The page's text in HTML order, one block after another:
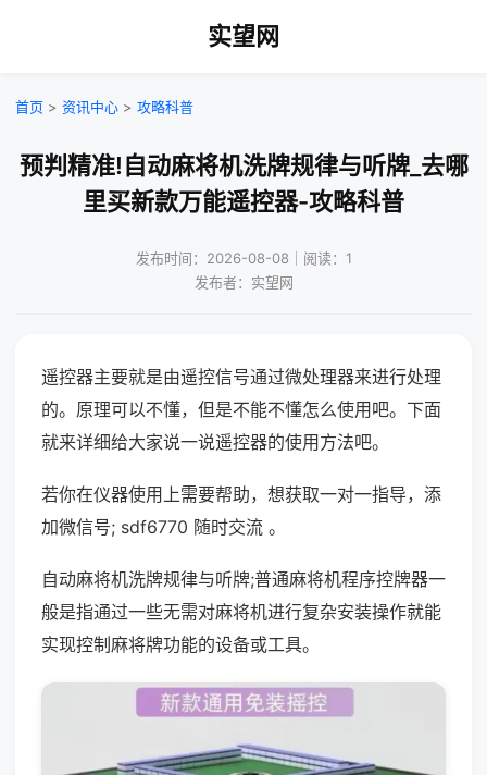
实望网
首页 > 资讯中心 > 攻略科普
预判精准!自动麻将机洗牌规律与听牌_去哪
里买新款万能遥控器-攻略科普
发布时间：2026-08-08｜阅读：1
发布者：实望网
遥控器主要就是由遥控信号通过微处理器来进行处理
的。原理可以不懂，但是不能不懂怎么使用吧。下面
就来详细给大家说一说遥控器的使用方法吧。
若你在仪器使用上需要帮助，想获取一对一指导，添
加微信号; sdf6770 随时交流 。
自动麻将机洗牌规律与听牌;普通麻将机程序控牌器一
般是指通过一些无需对麻将机进行复杂安装操作就能
实现控制麻将牌功能的设备或工具。